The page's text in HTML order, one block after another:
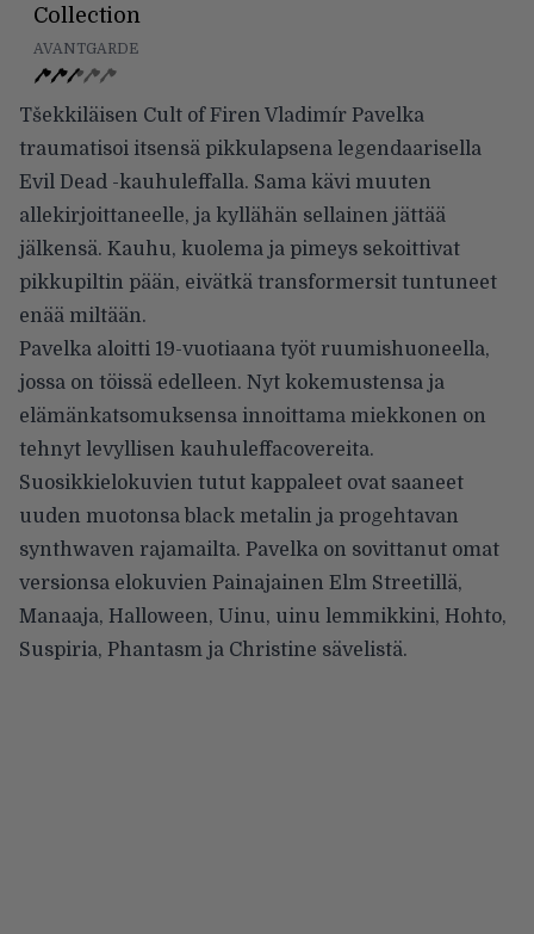
Collection
AVANTGARDE
Tšekkiläisen Cult of Firen Vladimír Pavelka
traumatisoi itsensä pikkulapsena legendaarisella
Evil Dead -kauhuleffalla. Sama kävi muuten
allekirjoittaneelle, ja kyllähän sellainen jättää
jälkensä. Kauhu, kuolema ja pimeys sekoittivat
pikkupiltin pään, eivätkä transformersit tuntuneet
enää miltään.
Pavelka aloitti 19-vuotiaana työt ruumishuoneella,
jossa on töissä edelleen. Nyt kokemustensa ja
elämänkatsomuksensa innoittama miekkonen on
tehnyt levyllisen kauhuleffacovereita.
Suosikkielokuvien tutut kappaleet ovat saaneet
uuden muotonsa black metalin ja progehtavan
synthwaven rajamailta. Pavelka on sovittanut omat
versionsa elokuvien Painajainen Elm Streetillä,
Manaaja, Halloween, Uinu, uinu lemmikkini, Hohto,
Suspiria, Phantasm ja Christine sävelistä.